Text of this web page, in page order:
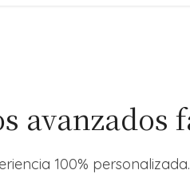
avanzados
100% personalizada.